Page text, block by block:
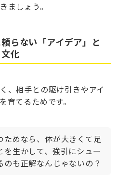
ましょう。
らない「アイデア」と
化
、相手との駆け引きやアイ
育てるためです。
ためなら、体が大きくて足
を生かして、強引にシュー
のも正解なんじゃないの？